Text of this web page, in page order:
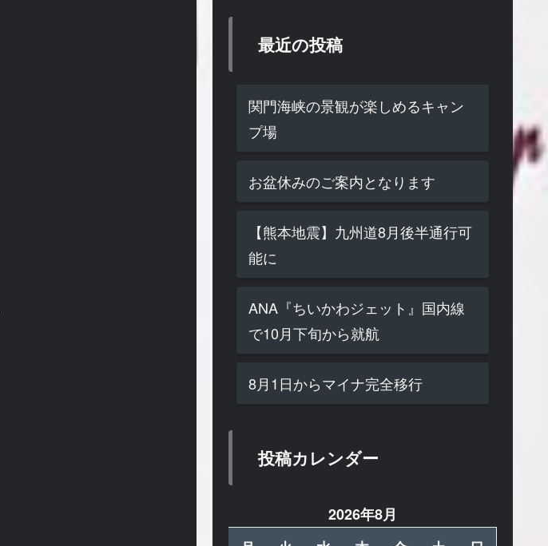
最近の投稿
関門海峡の景観が楽しめるキャン
プ場
お盆休みのご案内となります
【熊本地震】九州道8月後半通行可
能に
ANA『ちいかわジェット』国内線
で10月下旬から就航
8月1日からマイナ完全移行
投稿カレンダー
2026年8月